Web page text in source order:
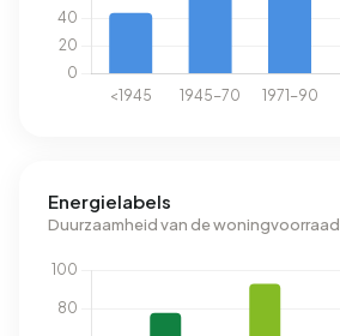
Energielabels
Duurzaamheid van de woningvoorraad